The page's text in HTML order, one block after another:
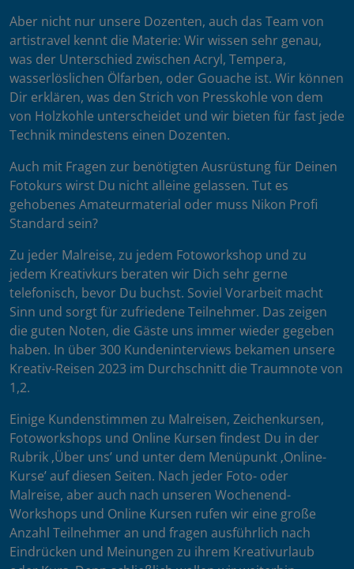
Aber nicht nur unsere Dozenten, auch das Team von
artistravel kennt die Materie: Wir wissen sehr genau,
was der Unterschied zwischen Acryl, Tempera,
wasserlöslichen Ölfarben, oder Gouache ist. Wir können
Dir erklären, was den Strich von Presskohle von dem
von Holzkohle unterscheidet und wir bieten für fast jede
Technik mindestens einen Dozenten.
Auch mit Fragen zur benötigten Ausrüstung für Deinen
Fotokurs wirst Du nicht alleine gelassen. Tut es
gehobenes Amateurmaterial oder muss Nikon Profi
Standard sein?
Zu jeder Malreise, zu jedem Fotoworkshop und zu
jedem Kreativkurs beraten wir Dich sehr gerne
telefonisch, bevor Du buchst. Soviel Vorarbeit macht
Sinn und sorgt für zufriedene Teilnehmer. Das zeigen
die guten Noten, die Gäste uns immer wieder gegeben
haben. In über 300 Kundeninterviews bekamen unsere
Kreativ-Reisen 2023 im Durchschnitt die Traumnote von
1,2.
Einige Kundenstimmen zu Malreisen, Zeichenkursen,
Fotoworkshops und Online Kursen findest Du in der
Rubrik ‚Über uns’ und unter dem Menüpunkt ‚Online-
Kurse’ auf diesen Seiten. Nach jeder Foto- oder
Malreise, aber auch nach unseren Wochenend-
Workshops und Online Kursen rufen wir eine große
Anzahl Teilnehmer an und fragen ausführlich nach
Eindrücken und Meinungen zu ihrem Kreativurlaub